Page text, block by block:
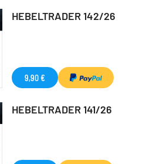
HEBELTRADER 142/26
9,90 €
HEBELTRADER 141/26